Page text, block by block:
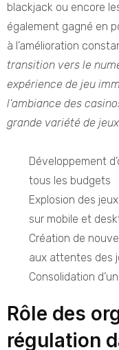
blackjack ou encore
également gagné en
à l’amélioration
transition vers le
expérience de jeu
l’ambiance des
grande variété de
Développement
tous les budgets
Explosion des
sur mobile et
Création de
aux attentes des
Consolidation
Rôle des
régulation